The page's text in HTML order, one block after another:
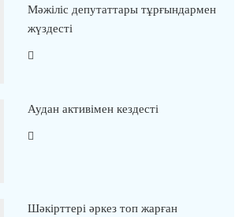
Мәжіліс депутаттары тұрғындармен
жүздесті
Аудан активімен кездесті
Шәкірттері әркез топ жарған